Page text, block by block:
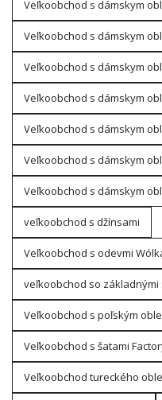
Veľkoobchod s dámskym
Veľkoobchod s dámskym
Veľkoobchod s dámskym
Veľkoobchod s dámskym
Veľkoobchod s dámskym
Veľkoobchod s dámskym
Veľkoobchod s dámskym
veľkoobchod s džínsami
Veľkoobchod s odevmi
veľkoobchod so základnými
Veľkoobchod s poľským
Veľkoobchod s šatami
Veľkoobchod tureckého